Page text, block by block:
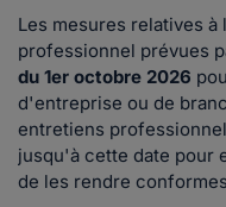
Les mesures relatives
professionnel prévues
du 1er octobre 2026
d'entreprise ou de
entretiens
jusqu'à cette date pour
de les rendre